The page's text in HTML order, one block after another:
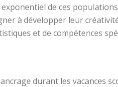
de ces
à développer leur
et de compétences
durant les vacances